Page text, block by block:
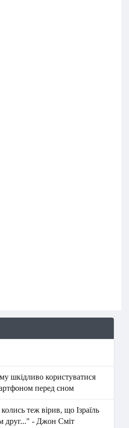
шкідливо користуватися
перед сном
теж вірив, що Ізраїль
друг..." - Джон Сміт